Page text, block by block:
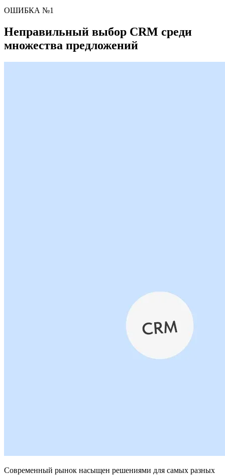
ОШИБКА №1
Неправильный выбор CRM среди
множества предложений
Современный рынок насыщен решениями для самых разных